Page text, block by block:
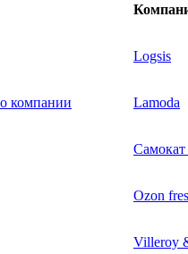
Logsis
компании Lamoda
Ozon
Villeroy